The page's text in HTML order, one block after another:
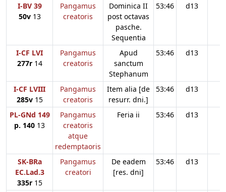
I-BV 39
50v13
Pangamus
creatoris
Dominica II
post octavas
pasche.
Sequentia
53:46 d13
I-CF LVI
277r14
Pangamus
creatoris
Apud
sanctum
Stephanum
53:46 d13
I-CF LVIII
285v15
Pangamus
creatoris
Item alia [de
resurr. dni.]
53:46 d13
PL-GNd 149
p. 140 13
Pangamus
creatoris
atque
redemptaoris
Feria ii 53:46 d13
SK-BRa
EC.Lad.3
335r15
Pangamus
creatori
De eadem
[res. dni]
53:46 d13